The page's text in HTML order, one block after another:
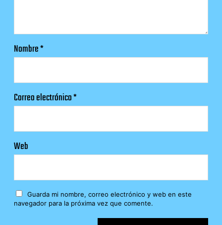
Nombre*
Correo electrónico*
Web
Guarda mi nombre, correo electrónico y web en este
navegador para la próxima vez que comente.